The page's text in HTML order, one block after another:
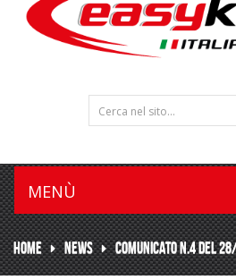
MENÙ
HOME NEWS COMUNICATO N.4 DEL